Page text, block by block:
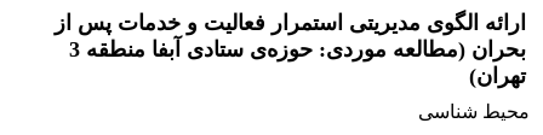
ارائه الگوی مدیریتی استمرار فعالیت و خدمات پس از
بحران (مطالعه موردی: حوزه‌ی ستادی آبفا منطقه 3
تهران)
محیط شناسی